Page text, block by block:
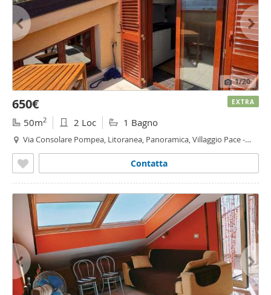
1/20
650€
50m2 2 Loc 1 Bagno
Via Consolare Pompea, Litoranea, Panoramica, Villaggio Pace -
Contatta
EXTRA